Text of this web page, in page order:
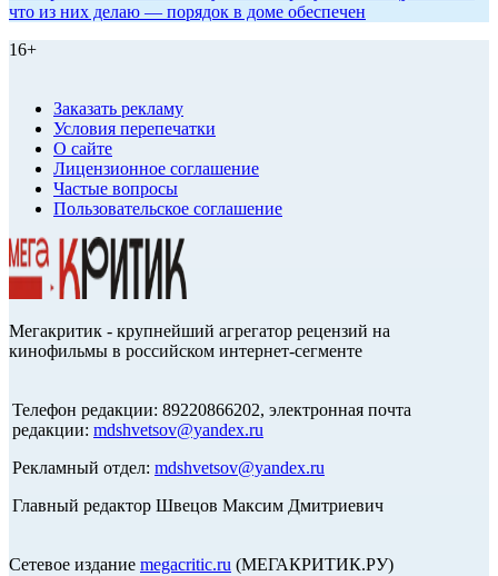
что из них делаю — порядок в доме обеспечен
16+
Заказать рекламу
Условия перепечатки
О сайте
Лицензионное соглашение
Частые вопросы
Пользовательское соглашение
Мегакритик - крупнейший агрегатор рецензий на
кинофильмы в российском интернет-сегменте
Телефон редакции: 89220866202, электронная почта
редакции: mdshvetsov@yandex.ru
Рекламный отдел: mdshvetsov@yandex.ru
Главный редактор Швецов Максим Дмитриевич
Сетевое издание megacritic.ru (МЕГАКРИТИК.РУ)